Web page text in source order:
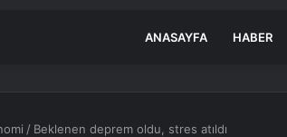
ANASAYFA HABER
/ Beklenen deprem oldu, stres atıldı